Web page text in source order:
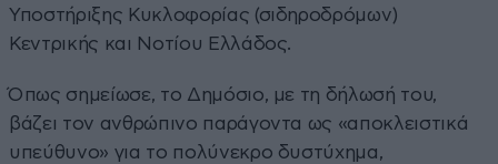
Υποστήριξης Κυκλοφορίας (σιδηροδρόμων)
Κεντρικής και Νοτίου Ελλάδος.
Όπως σημείωσε, το Δημόσιο, με τη δήλωσή του,
βάζει τον ανθρώπινο παράγοντα ως «αποκλειστικά
υπεύθυνο» για το πολύνεκρο δυστύχημα,